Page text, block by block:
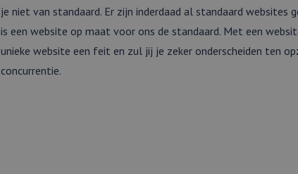
je niet van standaard. Er zijn inderdaad al standaard websites
is een website op maat voor ons de standaard. Met een
unieke website een feit en zul jij je zeker onderscheiden ten
concurrentie.